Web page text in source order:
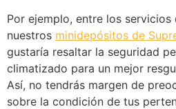
Por ejemplo, entre los servicios
nuestros minidepósitos de
gustaría resaltar la seguridad
climatizado para un mejor
Así, no tendrás margen de
sobre la condición de tus